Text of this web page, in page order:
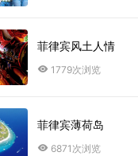
菲律宾风土人情
1779次浏览
菲律宾薄荷岛
6871次浏览